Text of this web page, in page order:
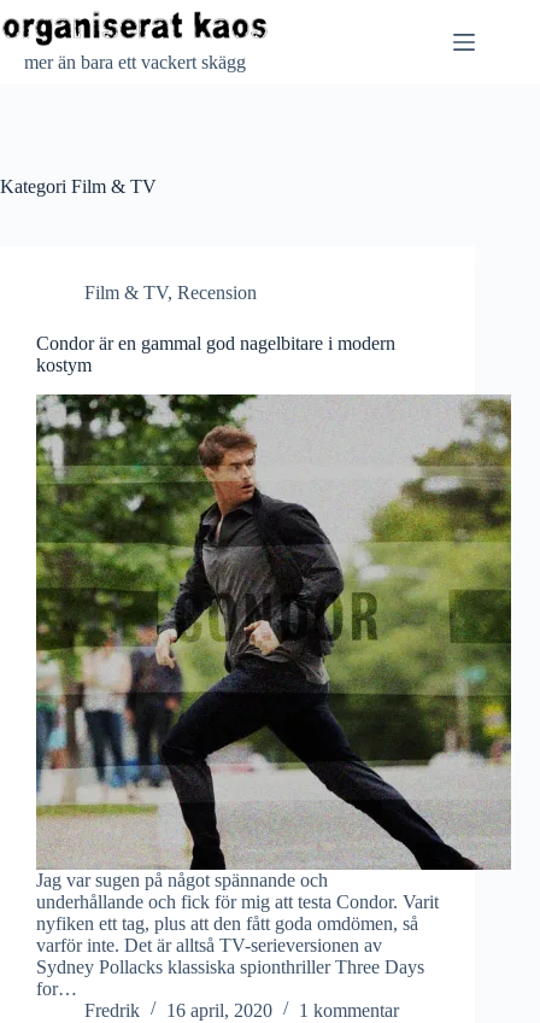
till
innehållmer än bara ett vackert skägg
Kategori Film & TV
Film & TV, Recension
Condor är en gammal god nagelbitare i modern
kostym
Jag var sugen på något spännande och
underhållande och fick för mig att testa Condor. Varit
nyfiken ett tag, plus att den fått goda omdömen, så
varför inte. Det är alltså TV-serieversionen av
Sydney Pollacks klassiska spionthriller Three Days
for…
Fredrik
16 april, 2020 1 kommentar